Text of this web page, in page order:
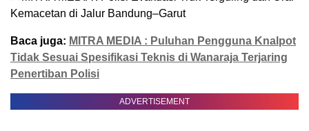
Baca juga: MITRA MEDIA : Puluhan Pengguna Knalpot
Tidak Sesuai Spesifikasi Teknis di Wanaraja Terjaring
Penertiban Polisi
ADVERTISEMENT